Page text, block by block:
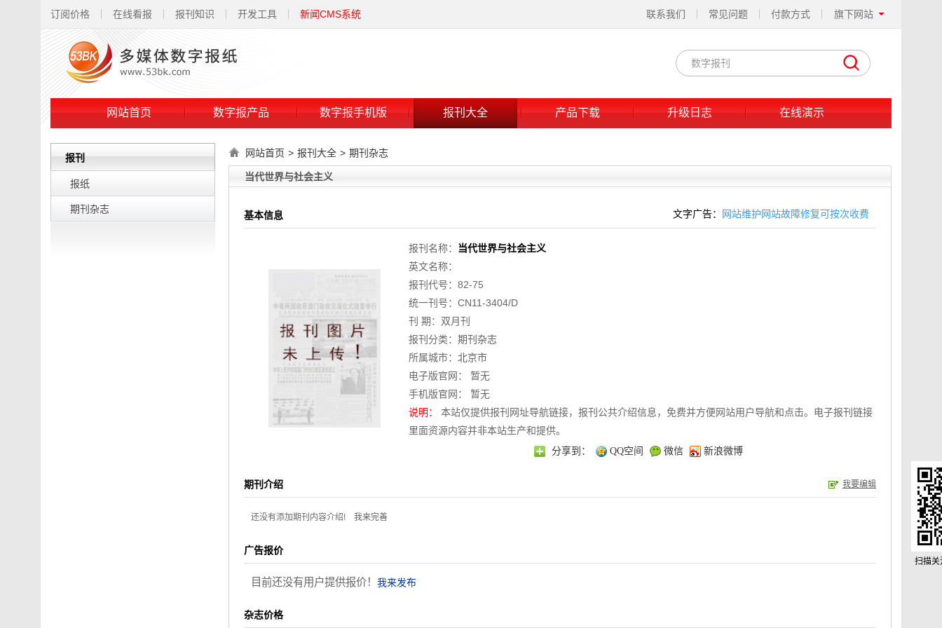
订阅价格 在线看报 报刊知识 开发工具 新闻CMS系统 旗下网站
付款方式
常见问题
联系我们
网站首页 数字报产品 数字报手机版 报刊大全 产品下载 升级日志 在线演示
报刊
报纸
期刊杂志
网站首页 > 报刊大全 > 期刊杂志
当代世界与社会主义
基本信息 文字广告： 网站维护网站故障修复可按次收费
报刊名称： 当代世界与社会主义
英文名称：
报刊代号：82-75
统一刊号：CN11-3404/D
刊 期：双月刊
报刊分类： 期刊杂志
所属城市： 北京市
电子版官网： 暂无
手机版官网： 暂无
说明：
本站仅提供报刊网址导航链接，报刊公共介绍信息，免费并方便网站用户导航和点击。电子报刊链接
里面资源内容并非本站生产和提供。
分享到： QQ空间 微信 新浪微博
期刊介绍 我要编辑
还没有添加期刊内容介绍! 我来完善
广告报价
目前还没有用户提供报价！ 我来发布
杂志价格
扫描关